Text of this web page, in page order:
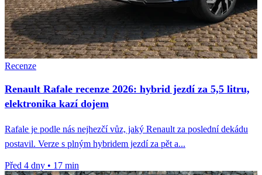
Recenze
Renault Rafale recenze 2026: hybrid jezdí za 5,5 litru,
elektronika kazí dojem
Rafale je podle nás nejhezčí vůz, jaký Renault za poslední dekádu
postavil. Verze s plným hybridem jezdí za pět a...
Před 4 dny • 17 min